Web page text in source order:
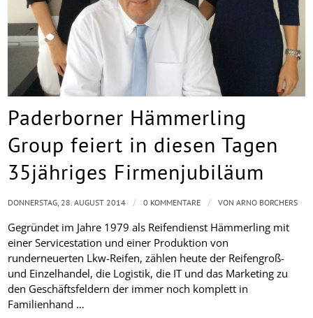
Paderborner Hämmerling
Group feiert in diesen Tagen
35jähriges Firmenjubiläum
Gegründet im Jahre 1979 als Reifendienst Hämmerling mit
einer Servicestation und einer Produktion von
runderneuerten Lkw-Reifen, zählen heute der Reifengroß-
und Einzelhandel, die Logistik, die IT und das Marketing zu
den Geschäftsfeldern der immer noch komplett in
Familienhand …
DONNERSTAG, 28. AUGUST 2014 / 0 KOMMENTARE / VONARNO BORCHERS